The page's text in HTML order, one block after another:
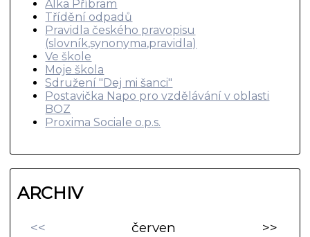
Alka Příbram
Třídění odpadů
Pravidla českého pravopisu
(slovník,synonyma,pravidla)
Ve škole
Moje škola
Sdružení "Dej mi šanci"
Postavička Napo pro vzdělávání v oblasti
BOZ
Proxima Sociale o.p.s.
ARCHIV
<< červen
>>